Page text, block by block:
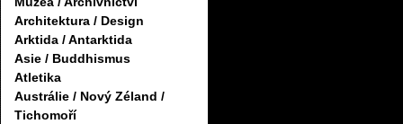
Architektura / Design
Arktida / Antarktida
Asie / Buddhismus
Atletika
Austrálie / Nový Zéland /
Tichomoří